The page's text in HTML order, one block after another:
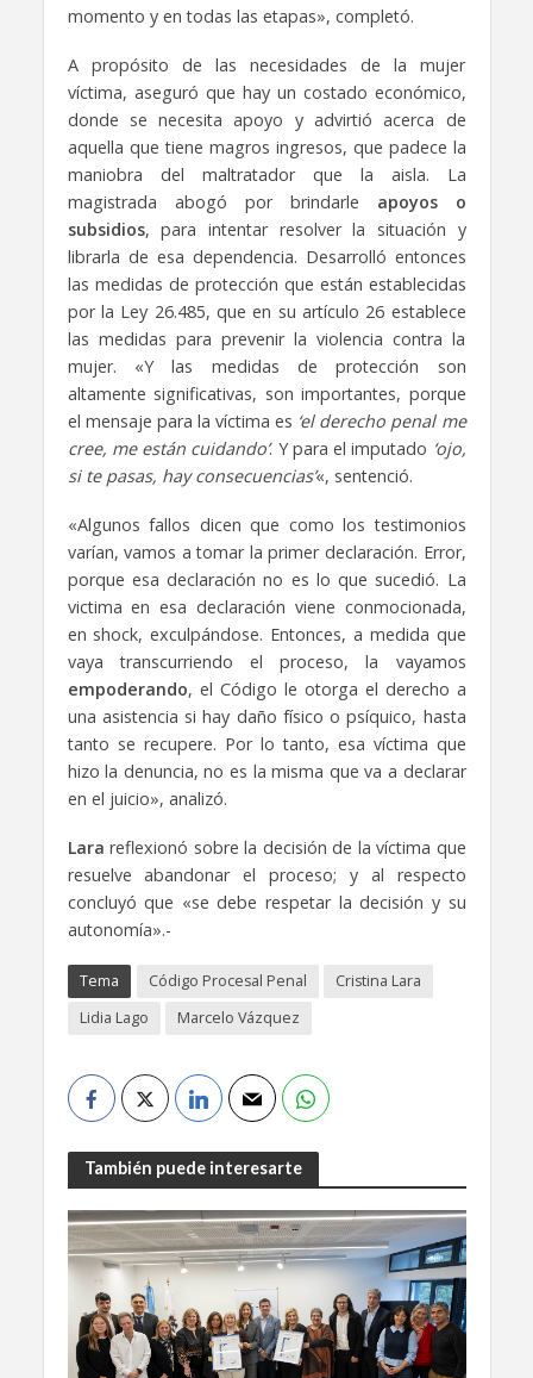
momento y en todas las etapas», completó.
A propósito de las necesidades de la mujer
víctima, aseguró que hay un costado económico,
donde se necesita apoyo y advirtió acerca de
aquella que tiene magros ingresos, que padece la
maniobra del maltratador que la aisla. La
magistrada abogó por brindarle apoyos o
subsidios, para intentar resolver la situación y
librarla de esa dependencia. Desarrolló entonces
las medidas de protección que están establecidas
por la Ley 26.485, que en su artículo 26 establece
las medidas para prevenir la violencia contra la
mujer. «Y las medidas de protección son
altamente significativas, son importantes, porque
el mensaje para la víctima es ‘el derecho penal me
cree, me están cuidando’. Y para el imputado ‘ojo,
si te pasas, hay consecuencias’«, sentenció.
«Algunos fallos dicen que como los testimonios
varían, vamos a tomar la primer declaración. Error,
porque esa declaración no es lo que sucedió. La
victima en esa declaración viene conmocionada,
en shock, exculpándose. Entonces, a medida que
vaya transcurriendo el proceso, la vayamos
empoderando, el Código le otorga el derecho a
una asistencia si hay daño físico o psíquico, hasta
tanto se recupere. Por lo tanto, esa víctima que
hizo la denuncia, no es la misma que va a declarar
en el juicio», analizó.
Lara reflexionó sobre la decisión de la víctima que
resuelve abandonar el proceso; y al respecto
concluyó que «se debe respetar la decisión y su
autonomía».-
Tema Código Procesal Penal
Cristina Lara
Lidia Lago
Marcelo Vázquez
También puede interesarte